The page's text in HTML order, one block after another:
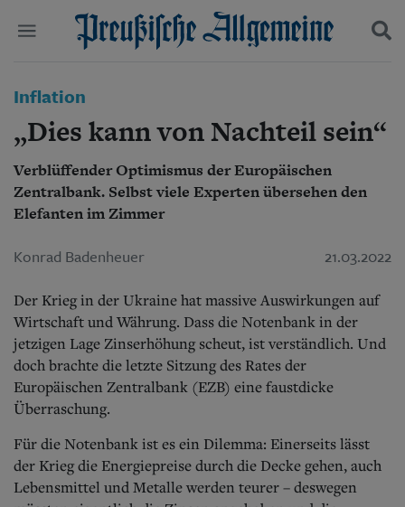
Start
Wer wir sind
Abonnent werden
Abo Prämien
Archiv
Wirtschaft
Gesellschaft
Leben
Schlesien
Danzig und Westpreußen
Bücher
Suchen und finden
Inflation
„Dies kann von Nachteil sein“
Verblüffender Optimismus der Europäischen
Zentralbank. Selbst viele Experten übersehen den
Elefanten im Zimmer
Konrad Badenheuer 21.03.2022
Der Krieg in der Ukraine hat massive Auswirkungen auf
Wirtschaft und Währung. Dass die Notenbank in der
jetzigen Lage Zinserhöhung scheut, ist verständlich. Und
doch brachte die letzte Sitzung des Rates der
Europäischen Zentralbank (EZB) eine faustdicke
Überraschung.
Für die Notenbank ist es ein Dilemma: Einerseits lässt
der Krieg die Energiepreise durch die Decke gehen, auch
Lebensmittel und Metalle werden teurer – deswegen